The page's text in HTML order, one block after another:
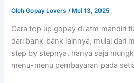
OlehGopay Lovers/ Mei 13, 2025
Cara top up gopay di atm mandiri
dari bank-bank lainnya, mulai dari
step by stepnya. hanya saja
menu-menu pembayaran pada